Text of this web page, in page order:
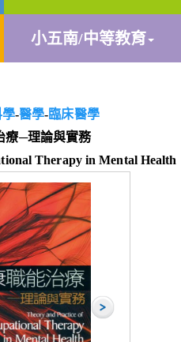
小五南/中等教育
學-醫學-臨床醫學
療─理論與實務
Therapy in Mental Health